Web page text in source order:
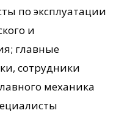
по эксплуатации
и
главные
сотрудники
механика